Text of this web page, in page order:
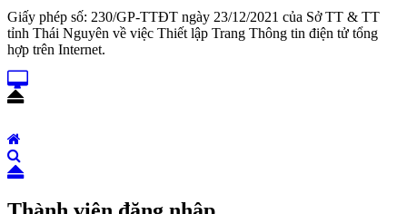
Giấy phép số: 230/GP-TTĐT ngày 23/12/2021 của Sở TT & TT
tỉnh Thái Nguyên về việc Thiết lập Trang Thông tin điện tử tổng
hợp trên Internet.